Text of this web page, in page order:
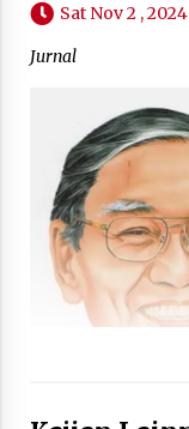
Sat Nov 2 , 2024
Jurnal